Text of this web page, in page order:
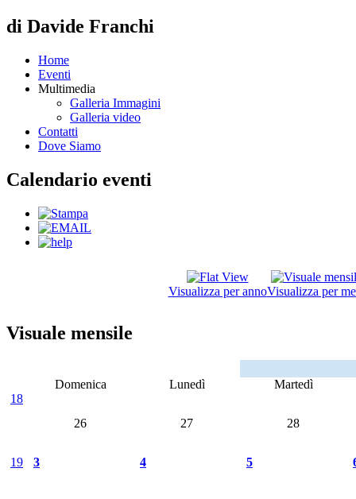
di Davide Franchi
Home
Eventi
Multimedia
Galleria Immagini
Galleria video
Contatti
Dove Siamo
Calendario eventi
Visualizza per annoVisualizza per
Visuale mensile
Domenica Lunedì
Martedì
18
26
27 28
19 3 4 5